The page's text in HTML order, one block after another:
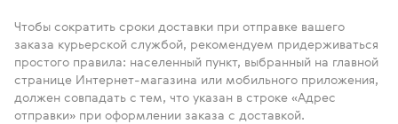
Чтобы сократить сроки доставки при отправке вашего
заказа курьерской службой, рекомендуем придерживаться
простого правила: населенный пункт, выбранный на главной
странице Интернет-магазина или мобильного приложения,
должен совпадать с тем, что указан в строке «Адрес
отправки» при оформлении заказа с доставкой.